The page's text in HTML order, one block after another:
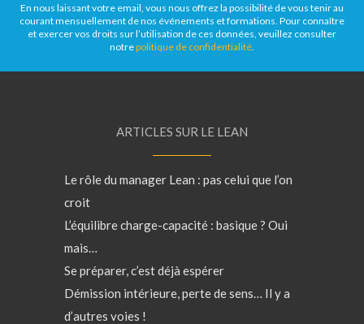
En nous laissant votre email, vous nous offrez la possibilité de vous tenir au
courant mensuellement de nos événements et formations. Pour connaître
et exercer vos droits sur l’utilisation de ces données, veuillez consulter
notrepolitique de confidentialité
ARTICLES SUR LE LEAN
Le rôle du manager Lean : pas celui que l’on
croit
L’équilibre charge-capacité : basique ? Oui
mais…
Se préparer, c’est déjà espérer
Démission intérieure, perte de sens… Il y a
d’autres voies !